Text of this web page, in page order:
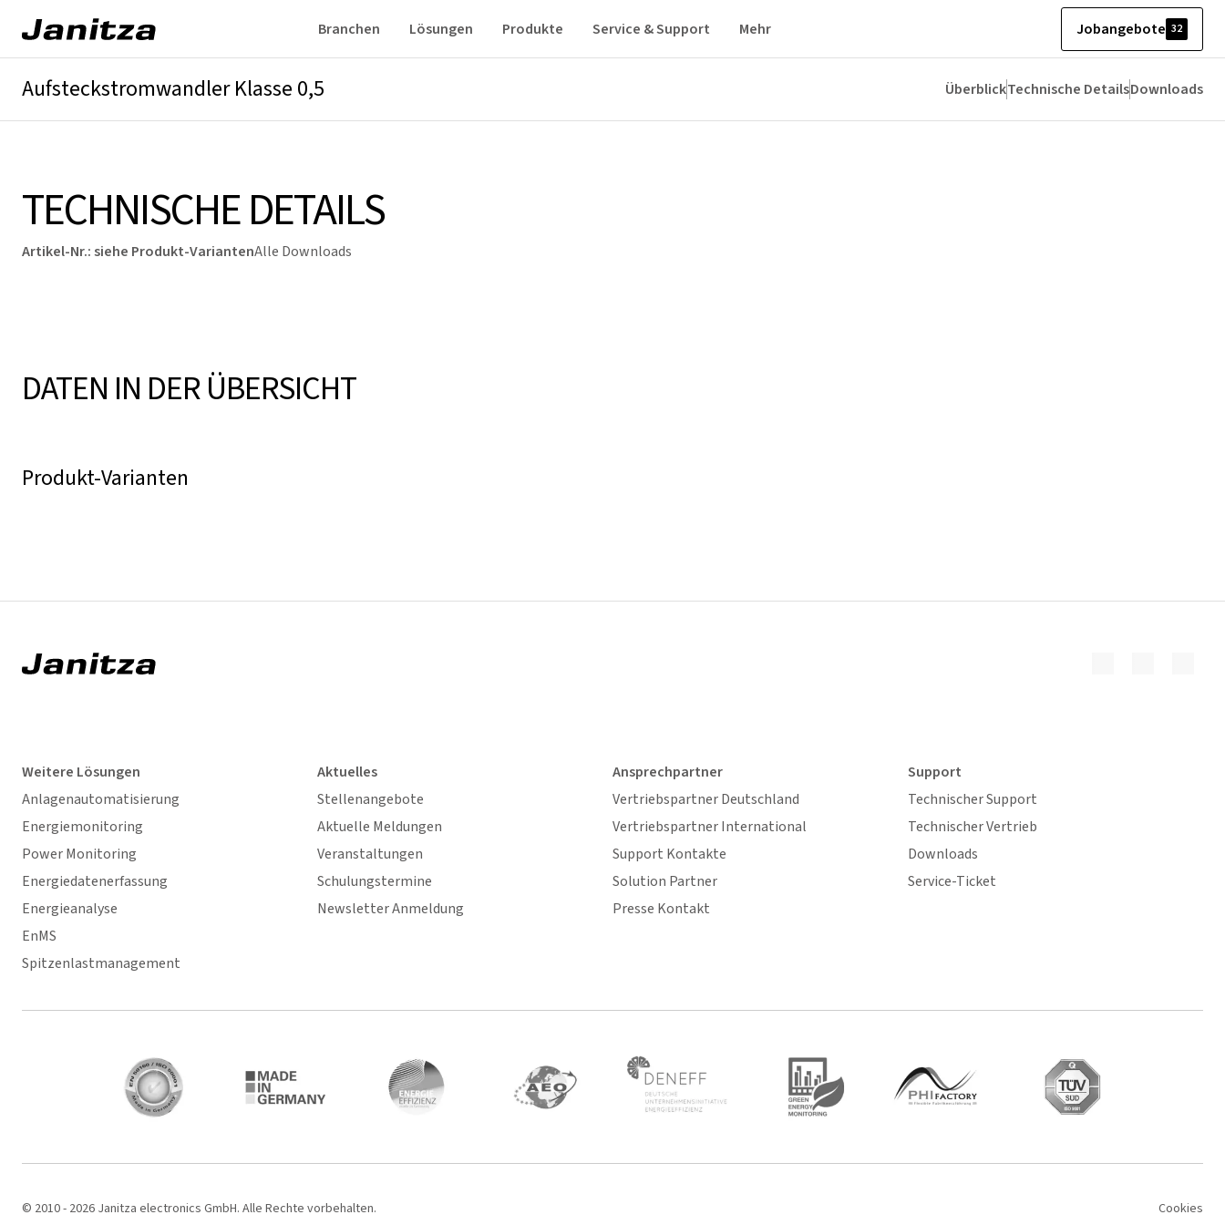
Branchen Lösungen Produkte Service & Support Mehr Jobangebote 32
Aufsteckstromwandler Klasse 0,5 ÜberblickTechnische DetailsDownloads
TECHNISCHE DETAILS
Artikel-Nr.:siehe Produkt-VariantenAlle Downloads
DATEN IN DER ÜBERSICHT
Produkt-Varianten
Weitere Lösungen
Anlagenautomatisierung
Energiemonitoring
Power Monitoring
Energiedatenerfassung
Energieanalyse
EnMS
Spitzenlastmanagement
Aktuelles
Stellenangebote
Aktuelle Meldungen
Veranstaltungen
Schulungstermine
Newsletter Anmeldung
Ansprechpartner
Vertriebspartner Deutschland
Vertriebspartner International
Support Kontakte
Solution Partner
Presse Kontakt
Support
Technischer Support
Technischer Vertrieb
Downloads
Service-Ticket
© 2010 - 2026 Janitza electronics GmbH. Alle Rechte vorbehalten. Cookies